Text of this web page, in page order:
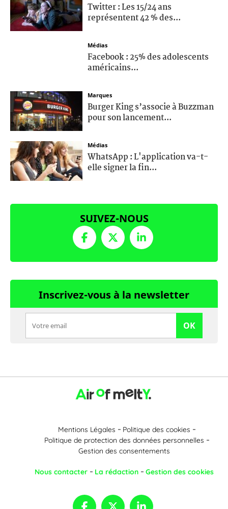
Twitter : Les 15/24 ans
représentent 42 % des...
Médias
Facebook : 25% des adolescents
américains...
Marques
Burger King s’associe à Buzzman
pour son lancement...
Médias
WhatsApp : L'application va-t-
elle signer la fin...
SUIVEZ-NOUS
Inscrivez-vous à la newsletter
OK
Mentions Légales
Politique des cookies
Politique de protection des données personnelles
Gestion des consentements
Nous contacter La rédaction Gestion des cookies